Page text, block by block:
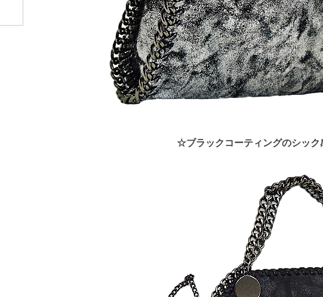
☆ブラックコーティングのシッ